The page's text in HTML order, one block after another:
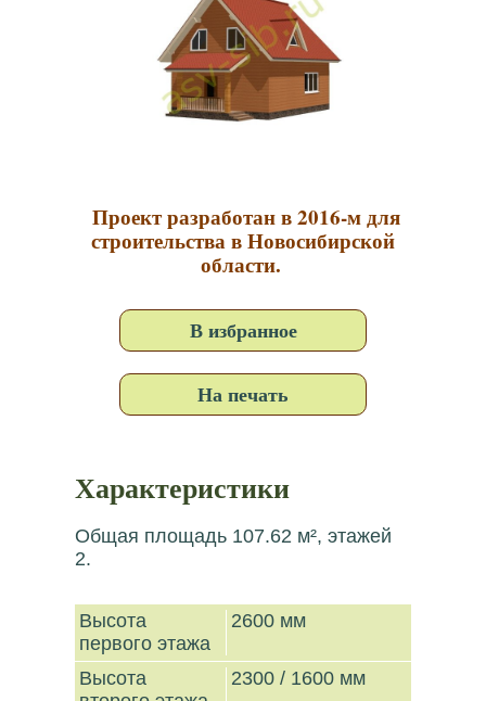
Проект разработан в 2016-м для
строительства в Новосибирской
области.
В избранное
На печать
Характеристики
Общая площадь 107.62 м², этажей
2.
Высота
первого этажа
2600 мм
Высота
2300 / 1600 мм